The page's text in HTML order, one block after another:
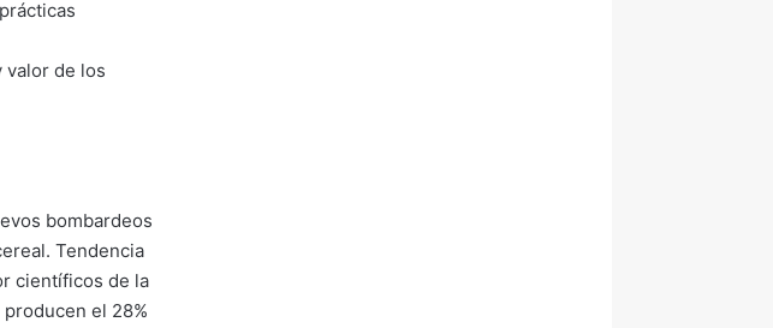
valor de los
bombardeos
Tendencia
científicos de la
el 28%